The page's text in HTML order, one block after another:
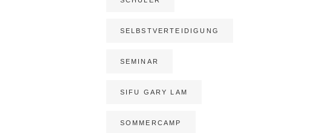
SELBSTVERTEIDIGUNG
SEMINAR
SIFU GARY LAM
SOMMERCAMP